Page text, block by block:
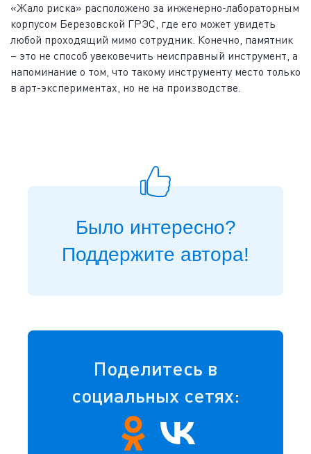
«Жало риска» расположено за инженерно-лабораторным
корпусом Березовской ГРЭС, где его может увидеть
любой проходящий мимо сотрудник. Конечно, памятник
– это не способ увековечить неисправный инструмент, а
напоминание о том, что такому инструменту место только
в арт-экспериментах, но не на производстве.
Было интересно?
Поддержите автора!
Поделитесь в
социальных сетях: